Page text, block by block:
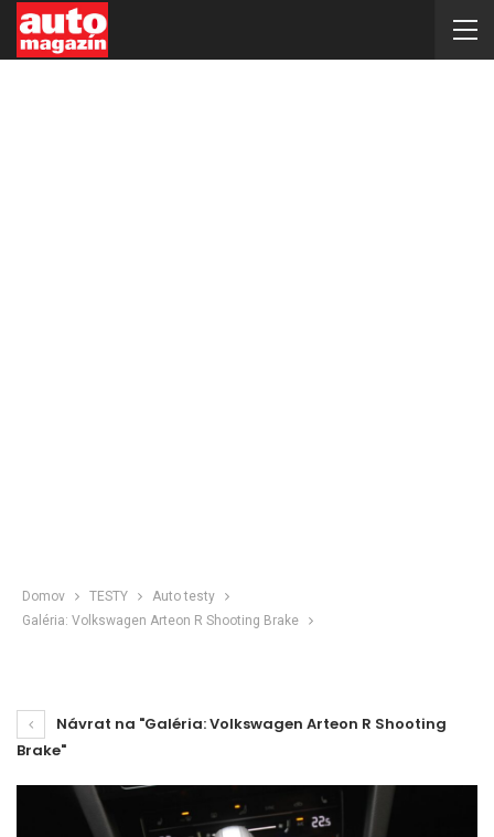
Domov TESTY
Auto testy
Galéria: Volkswagen Arteon R Shooting Brake
Návrat na "Galéria: Volkswagen Arteon R Shooting
Brake"